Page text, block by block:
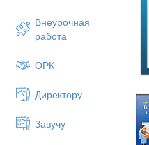
Внеурочная
работа
ОРК
Директору
Завучу